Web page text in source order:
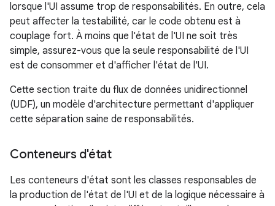
lorsque l'UI assume trop de responsabilités. En outre, cela
peut affecter la testabilité, car le code obtenu est à
couplage fort. À moins que l'état de l'UI ne soit très
simple, assurez-vous que la seule responsabilité de l'UI
est de consommer et d'afficher l'état de l'UI.
Cette section traite du flux de données unidirectionnel
(UDF), un modèle d'architecture permettant d'appliquer
cette séparation saine de responsabilités.
Conteneurs d'état
Les conteneurs d'état sont les classes responsables de
la production de l'état de l'UI et de la logique nécessaire à